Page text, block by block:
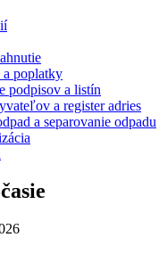
a poplatky
podpisov a listín
a register adries
a separovanie odpadu